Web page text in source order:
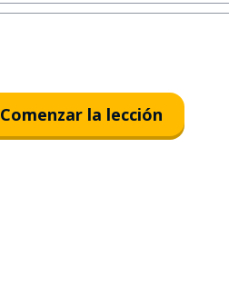
Comenzar la lección